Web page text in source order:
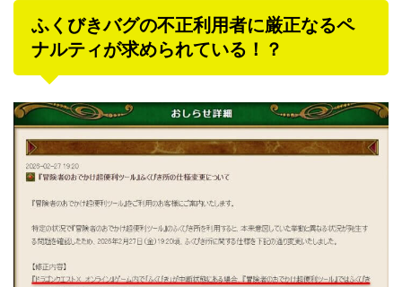
ふくびきバグの不正利用者に厳正なるペ
ナルティが求められている！？